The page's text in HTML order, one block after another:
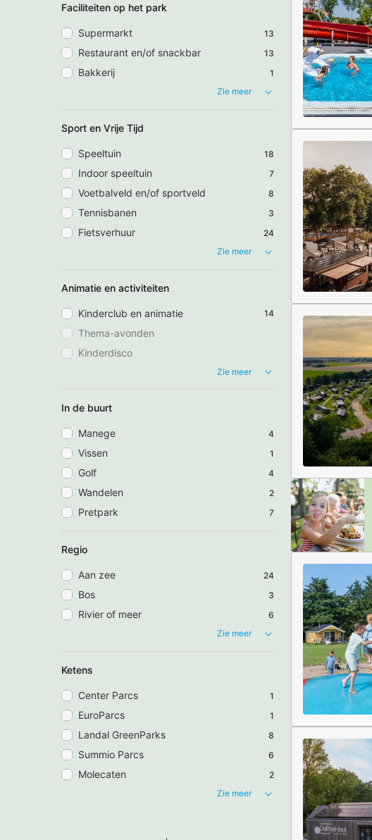
Faciliteiten op het park
Supermarkt 13
Restaurant en/of snackbar 13
Bakkerij
1
Zie meer
Sport en Vrije Tijd
Speeltuin 18
Indoor speeltuin 7
Voetbalveld en/of sportveld 8
Tennisbanen 3
Fietsverhuur
24
Zie meer
Animatie en activiteiten
Kinderclub en animatie 14
Thema-avonden
Kinderdisco
Zie meer
In de buurt
Manege 4
Vissen 1
Golf 4
Wandelen 2
Pretpark 7
Regio
Aan zee 24
Bos 3
Rivier of meer
6
Zie meer
Ketens
Center Parcs 1
EuroParcs 1
Landal GreenParks 8
Summio Parcs 6
Molecaten
2
Zie meer